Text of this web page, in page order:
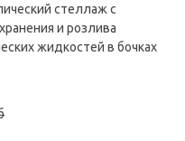
стеллаж с
и розлива
жидкостей в бочках